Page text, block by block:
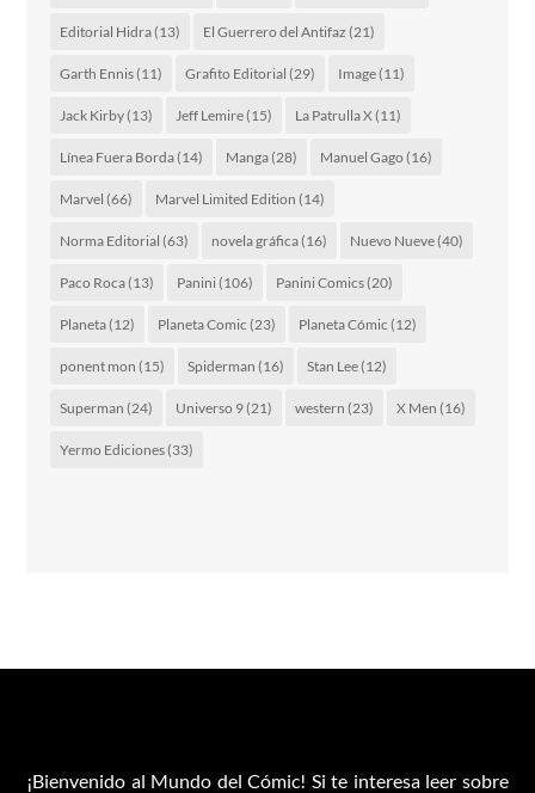
Editorial Hidra(13) El Guerrero del Antifaz (21)
Garth Ennis(11) Grafito Editorial (29) Image(11)
Jack Kirby(13) Jeff Lemire(15) La Patrulla X(11)
Línea Fuera Borda(14) Manga(28) Manuel Gago (16)
Marvel (66) Marvel Limited Edition (14)
Norma Editorial (63) novela gráfica(16) Nuevo Nueve(40)
Paco Roca(13) Panini(106) Panini Comics(20)
Planeta(12) Planeta Comic (23) Planeta Cómic (12)
ponent mon (15) Spiderman (16) Stan Lee(12)
Superman (24) Universo 9(21) western (23) X Men (16)
Yermo Ediciones(33)
¡Bienvenido al Mundo del Cómic! Si te interesa leer sobre